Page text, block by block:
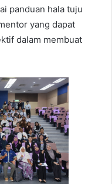
panduan hala tuju
yang dapat
dalam membuat